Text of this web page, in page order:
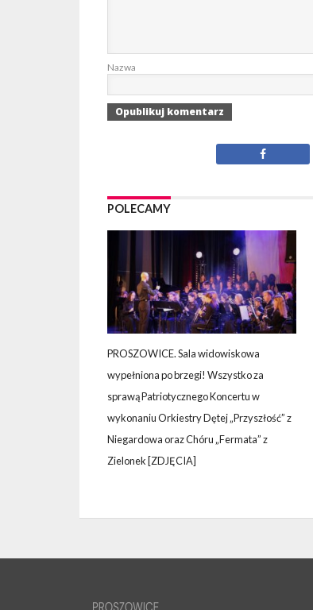
Nazwa
POLECAMY
PROSZOWICE. Sala widowiskowa
wypełniona po brzegi! Wszystko za
sprawą Patriotycznego Koncertu w
wykonaniu Orkiestry Dętej „Przyszłość” z
Niegardowa oraz Chóru „Fermata” z
Zielonek [ZDJĘCIA]